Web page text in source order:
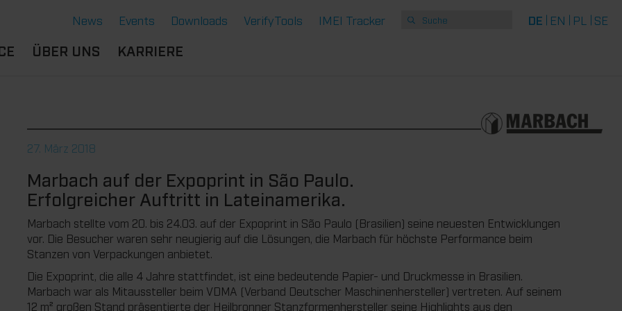
News Events Downloads VerifyTools IMEI Tracker DE EN PL SE
THERMOFORMEN
THERMOFORMEN
ÜBER UNS KARRIERE
STUDIUM
DU BIST
STUDENT:IN
BENEFITS
27. März 2018
Marbach auf der Expoprint in São Paulo.
Erfolgreicher Auftritt in Lateinamerika.
Marbach stellte vom 20. bis 24.03. auf der Expoprint in São Paulo (Brasilien) seine neuesten Entwicklungen
vor. Die Besucher waren sehr neugierig auf die Lösungen, die Marbach für höchste Performance beim
Stanzen von Verpackungen anbietet.
Die Expoprint, die alle 4 Jahre stattfindet, ist eine bedeutende Papier- und Druckmesse in Brasilien.
Marbach war als Mitaussteller beim VDMA (Verband Deutscher Maschinenhersteller) vertreten. Auf seinem
12 m² großen Stand präsentierte der Heilbronner Stanzformenhersteller seine Highlights aus den